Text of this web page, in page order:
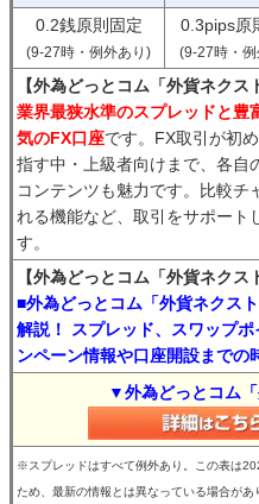
0.2銭原則固定
(9-27時・例外あり)
0.3pips原
(9-27時・
【外為どっとコム「外貨ネクス
業界最狭水準のスプレッドと豊
気のFX口座です。FX取引が初
指す中・上級者向けまで、各自
コンテンツも魅力です。比較チ
れる機能など、取引をサポート
す。
【外為どっとコム「外貨ネクス
■外為どっとコム「外貨ネクス
解説！ スプレッド、スワップ
ンペーン情報や口座開設までの
▼外為どっとコム
※スプレッドはすべて例外あり。この表は
ため、最新の情報とは異なっている場合が